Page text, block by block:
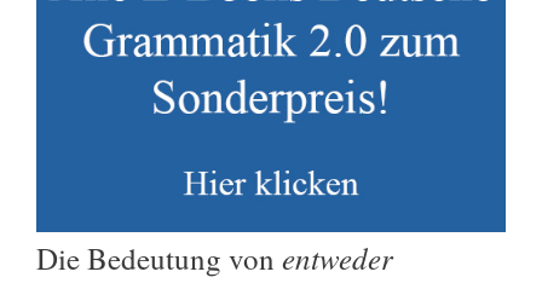
Die Bedeutung von entweder